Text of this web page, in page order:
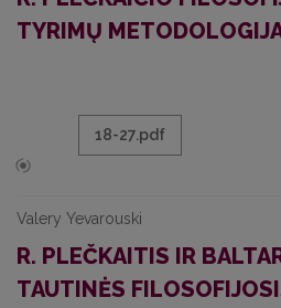
TYRIMŲ
18-27.pdf
Valery Yevarouski
R. PLEČKAITIS IR
TAUTINĖS